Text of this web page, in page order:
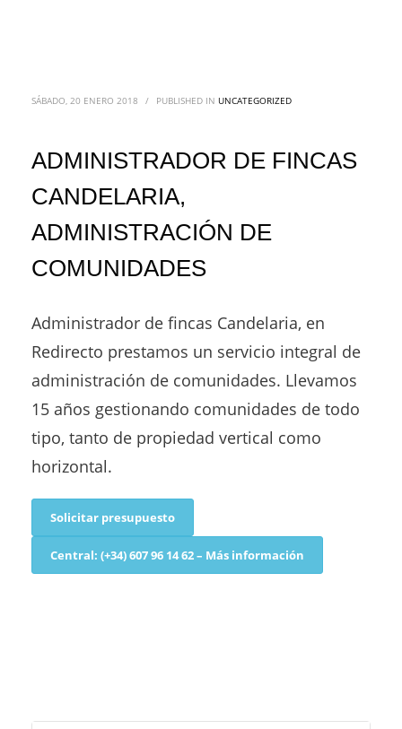
SÁBADO, 20 ENERO 2018 / PUBLISHED IN UNCATEGORIZED
ADMINISTRADOR DE FINCAS
CANDELARIA,
ADMINISTRACIÓN DE
COMUNIDADES
Administrador de fincas Candelaria, en
Redirecto prestamos un servicio integral de
administración de comunidades. Llevamos
15 años gestionando comunidades de todo
tipo, tanto de propiedad vertical como
horizontal.
Solicitar presupuesto
Central: (+34) 607 96 14 62 – Más información